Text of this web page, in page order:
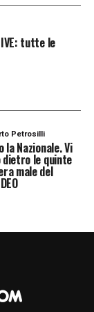
tutte le
Petrosilli
Nazionale. Vi
dietro le quinte
male del